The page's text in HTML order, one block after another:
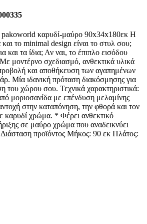
pakoworld καρυδί-μαύρο 90x34x180εκ Η
το minimal design είναι το στυλ σου;
και τα ίδια; Αν ναι, το έπιπλο εισόδου
μοντέρνο σχεδιασμό, ανθεκτικά υλικά
και αποθήκευση των αγαπημένων
Μία ιδανική πρόταση διακόσμησης για
του χώρου σου. Τεχνικά χαρακτηριστικά:
μοριοσανίδα με επένδυση μελαμίνης
στην καταπόνηση, την φθορά και τον
καρυδί χρώμα. * Φέρει ανθεκτικό
σε μαύρο χρώμα που αναδεικνύει
προϊόντος Μήκος: 90 εκ Πλάτος: